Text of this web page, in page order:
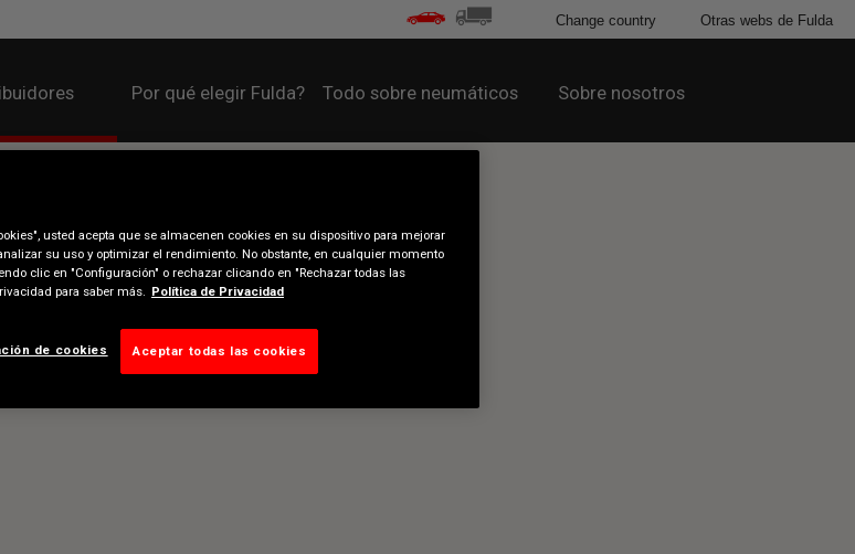
Por qué elegir Fulda? Todo sobre neumáticos Sobre nosotros
Change country Otras webs de Fulda
usted acepta que se almacenen cookies en su dispositivo para mejorar
su uso y optimizar el rendimiento. No obstante, en cualquier momento
clic en "Configuración" o rechazar clicando en "Rechazar todas las
para saber más.
Política de Privacidad
de cookies Aceptar todas las cookies